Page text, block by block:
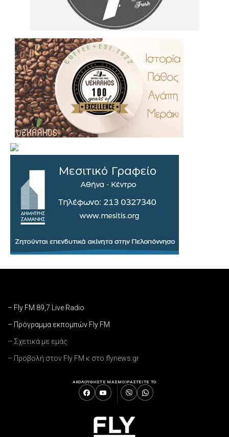
– Fly FM 89,7 Live Radio
– Πρόγραμμα εκπομπών Fly FM
– Σχετικά με εμάς
– Προβολή στον Fly FM κ στο flynews.gr
ΑΚΟΛΟΥΘΗΣΤΕ ΜΑΣΜΟΙΡΑΣΤΕΙΤΕ ΤΟ